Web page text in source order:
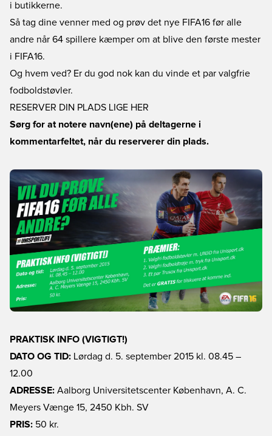
i butikkerne.
Så tag dine venner med og prøv det nye FIFA16 før alle
andre når 64 spillere kæmper om at blive den første mester
i FIFA16.
Og hvem ved? Er du god nok kan du vinde et par valgfrie
fodboldstøvler.
RESERVER DIN PLADS LIGE HER
Sørg for at notere navn(ene) på deltagerne i
kommentarfeltet, når du reserverer din plads.
PRAKTISK INFO (VIGTIGT!)
DATO OG TID: Lørdag d. 5. september 2015 kl. 08.45 –
12.00
ADRESSE: Aalborg Universitetscenter København, A. C.
Meyers Vænge 15, 2450 Kbh. SV
PRIS: 50 kr.